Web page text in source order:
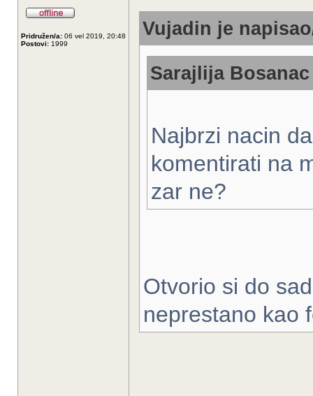
Pridružen/a: 06 vel 2019, 20:48
Postovi: 1999
Vujadin je
Sarajlija
Najbrzi nacin
komentirati na
zar ne?
Otvorio si do
neprestano kao